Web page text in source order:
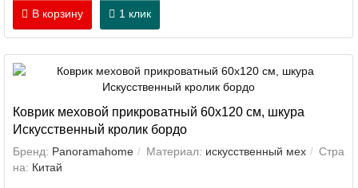
В корзину 1 клик
Коврик меховой прикроватный 60х120 см, шкура
Искусственный кролик бордо
Бренд: Panoramahome Материал: искусственный мех
Стра
на: Китай